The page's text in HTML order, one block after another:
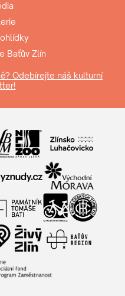
Baťův Zlín
Odebírejte náš kulturní